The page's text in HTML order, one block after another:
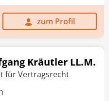
zum Profil
Kräutler LL.M.
für Vertragsrecht